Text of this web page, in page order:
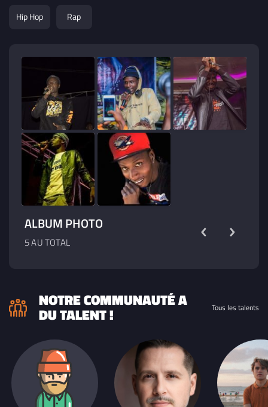
Hip Hop Rap
ALBUM PHOTO
5 AU TOTAL
NOTRE COMMUNAUTÉ A
DU TALENT ! Tous les talents